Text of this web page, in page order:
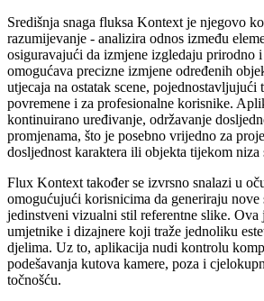
Središnja snaga fluksa Kontext je njegovo
razumijevanje - analizira odnos između
osiguravajući da izmjene izgledaju prirodno
omogućava precizne izmjene određenih
utjecaja na ostatak scene, pojednostavljujući
povremene i za profesionalne korisnike.
kontinuirano uređivanje, održavanje
promjenama, što je posebno vrijedno za
dosljednost karaktera ili objekta tijekom niza
Flux Kontext također se izvrsno snalazi u
omogućujući korisnicima da generiraju nove
jedinstveni vizualni stil referentne slike. Ova
umjetnike i dizajnere koji traže jednoliku
djelima. Uz to, aplikacija nudi kontrolu
podešavanja kutova kamere, poza i
točnošću.